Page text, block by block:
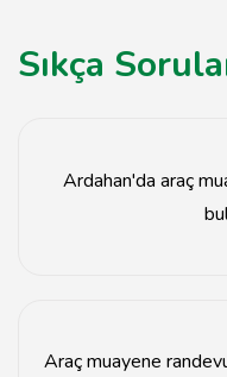
Sıkça
Ardahan'da araç
Araç muayene